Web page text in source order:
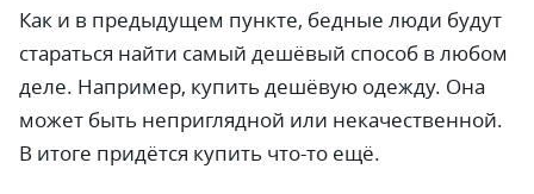
Как и в предыдущем пункте, бедные люди будут
стараться найти самый дешёвый способ в любом
деле. Например, купить дешёвую одежду. Она
может быть неприглядной или некачественной.
В итоге придётся купить что-то ещё.